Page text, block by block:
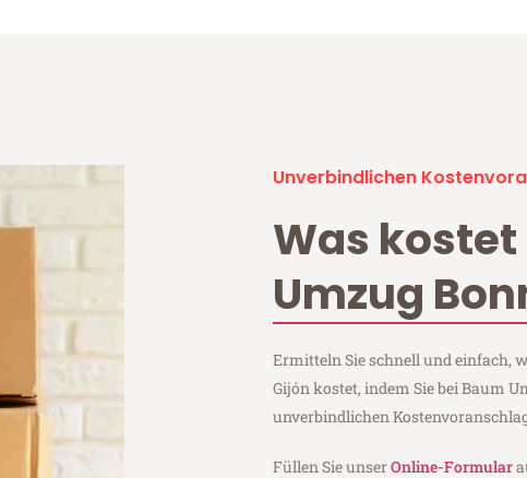
Unverbindlichen
Was kostet
Umzug
Ermitteln Sie schnell und einfach,
Gijón kostet, indem Sie bei Baum
unverbindlichen
Füllen Sie unserOnline-Formular